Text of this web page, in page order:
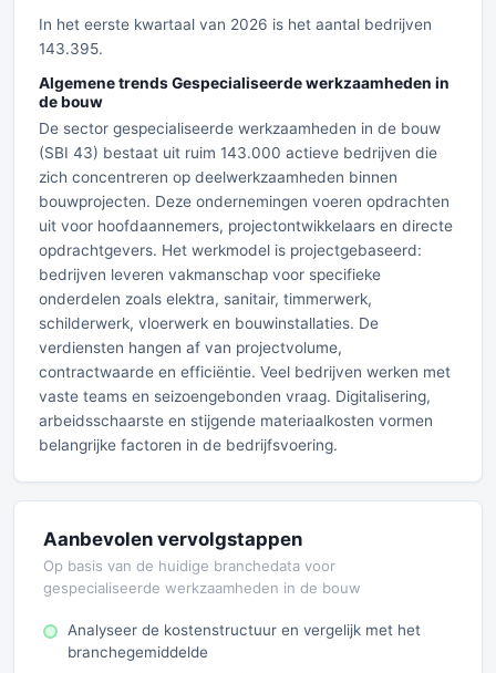
In het eerste kwartaal van 2026 is het aantal bedrijven
143.395.
Algemene trends Gespecialiseerde werkzaamheden in
de bouw
De sector gespecialiseerde werkzaamheden in de bouw
(SBI 43) bestaat uit ruim 143.000 actieve bedrijven die
zich concentreren op deelwerkzaamheden binnen
bouwprojecten. Deze ondernemingen voeren opdrachten
uit voor hoofdaannemers, projectontwikkelaars en directe
opdrachtgevers. Het werkmodel is projectgebaseerd:
bedrijven leveren vakmanschap voor specifieke
onderdelen zoals elektra, sanitair, timmerwerk,
schilderwerk, vloerwerk en bouwinstallaties. De
verdiensten hangen af van projectvolume,
contractwaarde en efficiëntie. Veel bedrijven werken met
vaste teams en seizoengebonden vraag. Digitalisering,
arbeidsschaarste en stijgende materiaalkosten vormen
belangrijke factoren in de bedrijfsvoering.
Aanbevolen vervolgstappen
Op basis van de huidige branchedata voor
gespecialiseerde werkzaamheden in de bouw
Analyseer de kostenstructuur en vergelijk met het
branchegemiddelde